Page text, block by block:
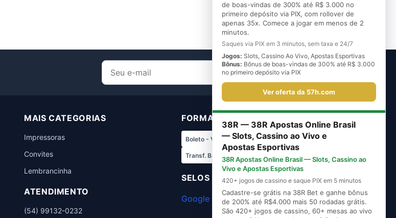
Cadastre-se
MAIS CATEGORIAS
Impressoras
Convites
Lembrancinha
ATENDIMENTO
(54) 99132-0232
FORMAS DE PAGAMENTO
Boleto - Vindi Transf. Bradesco
Transf. Banco do Brasil Pix - Vindi
SELOS DE SEGURANÇA
Google Safe Browsing
de boas-vindas de 300% até R$ 3.000 no
primeiro depósito via PIX, com rollover de
apenas 35x. Comece a jogar em menos de 2
minutos.
Saques via PIX em 3 minutos, sem taxa e 24/7
Jogos: Slots, Cassino Ao Vivo, Apostas Esportivas
Bônus: Bônus de boas-vindas de 300% até R$ 3.000
no primeiro depósito via PIX
Ver oferta da 57h.com
38R — 38R Apostas Online Brasil
— Slots, Cassino ao Vivo e
Apostas Esportivas
38R Apostas Online Brasil — Slots, Cassino ao
Vivo e Apostas Esportivas
420+ jogos de cassino e saque PIX em 5 minutos
Cadastre-se grátis na 38R Bet e ganhe bônus
de 200% até R$4.000 mais 50 rodadas grátis.
São 420+ jogos de cassino, 60+ mesas ao vivo